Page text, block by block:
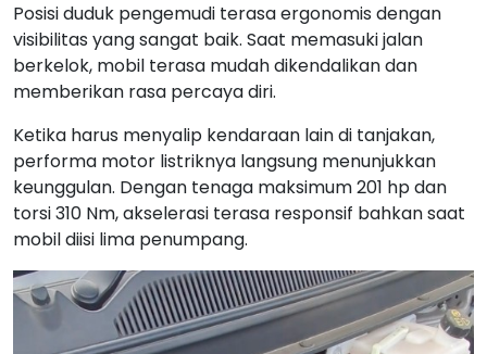
Posisi duduk pengemudi terasa ergonomis dengan
visibilitas yang sangat baik. Saat memasuki jalan
berkelok, mobil terasa mudah dikendalikan dan
memberikan rasa percaya diri.
Ketika harus menyalip kendaraan lain di tanjakan,
performa motor listriknya langsung menunjukkan
keunggulan. Dengan tenaga maksimum 201 hp dan
torsi 310 Nm, akselerasi terasa responsif bahkan saat
mobil diisi lima penumpang.